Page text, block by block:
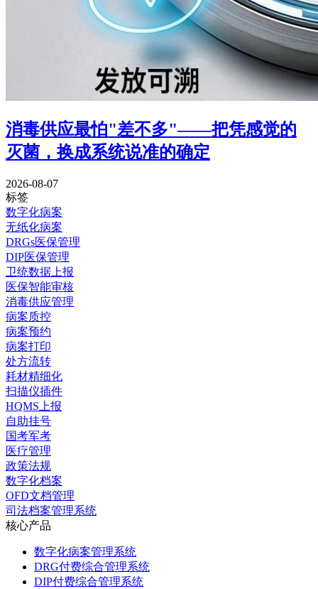
消毒供应最怕"差不多"——把凭感觉的
灭菌，换成系统说准的确定
2026-08-07
标签
数字化病案
无纸化病案
DRGs医保管理
DIP医保管理
卫统数据上报
医保智能审核
消毒供应管理
病案质控
病案预约
病案打印
处方流转
耗材精细化
扫描仪插件
HQMS上报
自助挂号
国考军考
医疗管理
政策法规
数字化档案
OFD文档管理
司法档案管理系统
核心产品
数字化病案管理系统
DRG付费综合管理系统
DIP付费综合管理系统